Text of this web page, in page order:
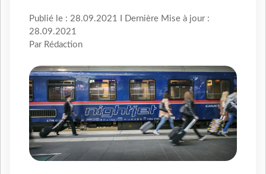
Publié le : 28.09.2021 I Dernière Mise à jour :
28.09.2021
Par Rédaction